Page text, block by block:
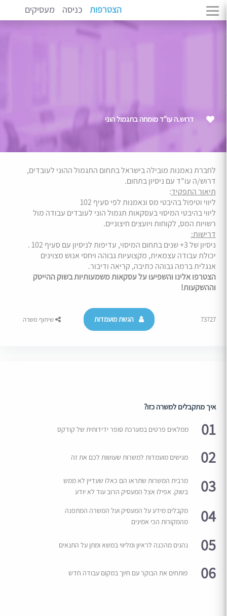
הצטרפות כניסה מעסיקים
דרוש.ה עו"ד מומחה בתגמול הוני
לחברת נאמנות מובילה בישראל בתחום התגמול ההוני לעובדים,
דרוש/ה עו"ד עם ניסיון בתחום.
תיאור התפקיד:
ליווי וטיפול בהיבטי מס ונאמנות לפי סעיף 102
ליווי בהיבטי המיסוי בעסקאות תגמול הוני לעובדים עבודה מול
רשויות המס, לקוחות ויועצים חיצוניים.
דרישות:
ניסיון של 3+ שנים בתחום המיסוי, עדיפות לניסיון עם סעיף 102 .
יכולת עבודה עצמאית, מקצועיות גבוהה ויחסי אנוש מצוינים
אנגלית ברמה גבוהה כתיבה, קריאה ודיבור.
הצטרפו אלינו והשפיעו על עסקאות משמעותיות בשוק ההייטק
וההשקעות!
73727 הגשת מועמדות שיתוף משרה
איך מתקבלים למשרה כזו?
01 ממלאים פרטים במערכת סופר ידידותית של קודקס
02 מגישים מועמדות למשרות שעושות לכם את זה
03
מרבית המשרות שתראו הם כאלו שעדיין לא ממש
בשוק. אפילו אצל המעסיק הרוב עוד לא יודע
04
מקבלים מידע על המעסיק ועל המשרה המתפנה
מהמקורות הכי אמינים
05 נהנים מהכנה לראיון ומליווי במשא ומתן על התנאים
06 פותחים את הבוקר עם חיוך במקום עבודה חדש